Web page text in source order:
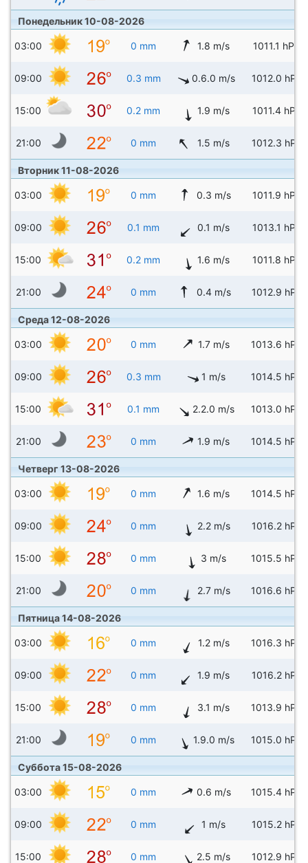
Понедельник 10-08-2026
03:00 0 mm 1.8 m/s 1011.1 hPa
09:00 0.3 mm 0.6.0 m/s 1012.0 hPa
15:00 0.2 mm 1.9 m/s 1011.4 hPa
21:00 0 mm 1.5 m/s 1012.3 hPa
Вторник 11-08-2026
03:00 0 mm 0.3 m/s 1011.9 hPa
09:00 0.1 mm 0.1 m/s 1013.1 hPa
15:00 0.2 mm 1.6 m/s 1011.8 hPa
21:00 0 mm 0.4 m/s 1012.9 hPa
Среда 12-08-2026
03:00 0 mm 1.7 m/s 1013.6 hPa
09:00 0.3 mm 1 m/s 1014.5 hPa
15:00 0.1 mm 2.2.0 m/s 1013.0 hPa
21:00 0 mm 1.9 m/s 1014.5 hPa
Четверг 13-08-2026
03:00 0 mm 1.6 m/s 1014.5 hPa
09:00 0 mm 2.2 m/s 1016.2 hPa
15:00 0 mm 3 m/s 1015.5 hPa
21:00 0 mm 2.7 m/s 1016.6 hPa
Пятница 14-08-2026
03:00 0 mm 1.2 m/s 1016.3 hPa
09:00 0 mm 1.9 m/s 1016.2 hPa
15:00 0 mm 3.1 m/s 1013.9 hPa
21:00 0 mm 1.9.0 m/s 1015.0 hPa
Суббота 15-08-2026
03:00 0 mm 0.6 m/s 1015.4 hPa
09:00 0 mm 1 m/s 1015.2 hPa
15:00 0 mm 2.5 m/s 1012.9 hPa